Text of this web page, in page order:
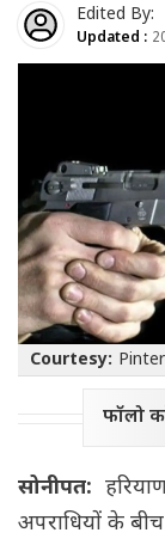
Edited By:
Updated :
Courtesy:
फॉलो
सोनीपत:
अपराधियों के